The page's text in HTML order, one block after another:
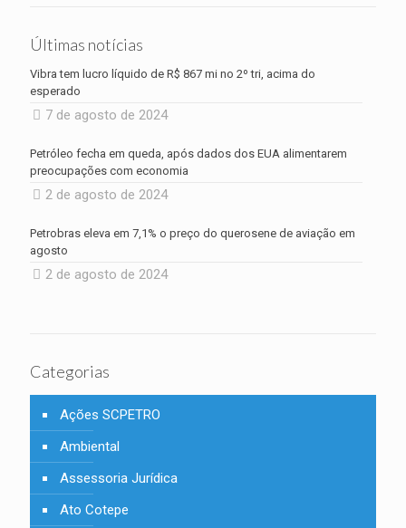
Últimas notícias
Vibra tem lucro líquido de R$ 867 mi no 2º tri, acima do
esperado
7 de agosto de 2024
Petróleo fecha em queda, após dados dos EUA alimentarem
preocupações com economia
2 de agosto de 2024
Petrobras eleva em 7,1% o preço do querosene de aviação em
agosto
2 de agosto de 2024
Categorias
Ações SCPETRO
Ambiental
Assessoria Jurídica
Ato Cotepe